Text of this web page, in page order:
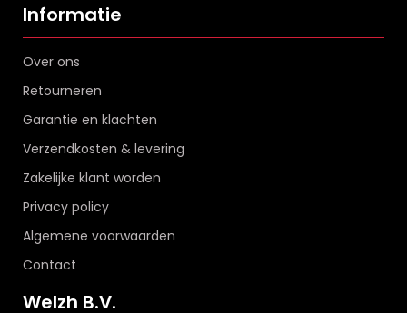
Informatie
Over ons
Retourneren
Garantie en klachten
Verzendkosten & levering
Zakelijke klant worden
Privacy policy
Algemene voorwaarden
Contact
Welzh B.V.